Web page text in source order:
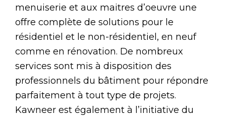
menuiserie et aux maitres d’oeuvre une
offre complète de solutions pour le
résidentiel et le non-résidentiel, en neuf
comme en rénovation. De nombreux
services sont mis à disposition des
professionnels du bâtiment pour répondre
parfaitement à tout type de projets.
Kawneer est également à l’initiative du